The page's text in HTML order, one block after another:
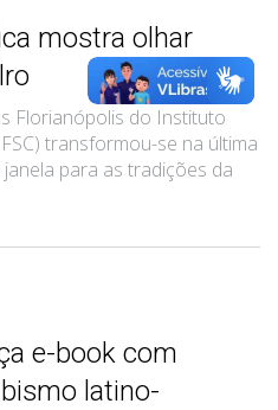
mostra olhar
Florianópolis do Instituto
transformou-se na última
para as tradições da
e-book com
latino-